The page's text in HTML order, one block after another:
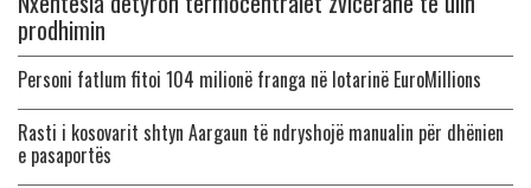
prodhimin
Personi fatlum fitoi 104 milionë franga në lotarinë EuroMillions
Rasti i kosovarit shtyn Aargaun të ndryshojë manualin për dhënien
e pasaportës